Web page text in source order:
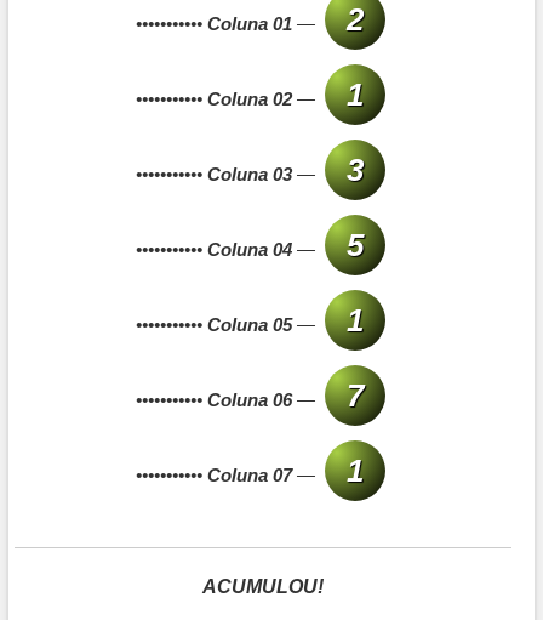
•••••••••••Coluna 01 — 2
•••••••••••Coluna 02— 1
•••••••••••Coluna 03— 3
•••••••••••Coluna 04 — 5
•••••••••••Coluna 05— 1
•••••••••••Coluna 06— 7
•••••••••••Coluna 07— 1
ACUMULOU!